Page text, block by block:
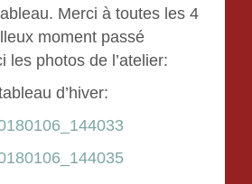
Merci à toutes les 4
moment passé
les photos de l’atelier:
d’hiver: